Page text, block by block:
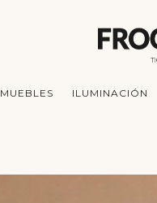
MUEBLES ILUMINACIÓN